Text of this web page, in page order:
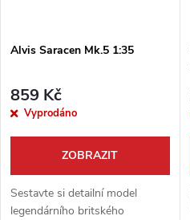
Alvis Saracen Mk.5 1:35
859 Kč
Vyprodáno
ZOBRAZIT
Sestavte si detailní model
legendárního britského